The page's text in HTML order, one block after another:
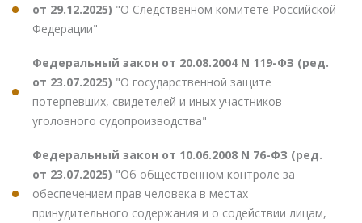
от 29.12.2025) "О Следственном комитете Российской
Федерации"
Федеральный закон от 20.08.2004 N 119-ФЗ (ред.
от 23.07.2025) "О государственной защите
потерпевших, свидетелей и иных участников
уголовного судопроизводства"
Федеральный закон от 10.06.2008 N 76-ФЗ (ред.
от 23.07.2025) "Об общественном контроле за
обеспечением прав человека в местах
принудительного содержания и о содействии лицам,